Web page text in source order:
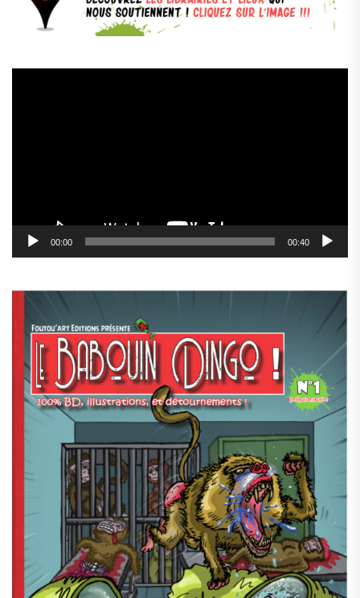
00:00 00:40